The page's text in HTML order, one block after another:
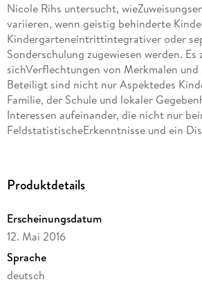
Nicole Rihs untersucht,
variieren, wenn geistig behinderte
Kindergarteneintrittintegrativer oder
Sonderschulung zugewiesen werden. Es
sichVerflechtungen von Merkmalen und
Beteiligt sind nicht nur Aspektedes
Familie, der Schule und lokaler
Interessen aufeinander, die nicht nur
FeldstatistischeErkenntnisse und ein
Die Datenlage basiert auf einer
einer schriftlichen Befragung zu
Heilpädagogischen
Interviewstudie mitEltern und Akteuren
zugewiesenen Kindern.
Produktdetails
Erscheinungsdatum
12. Mai 2016
Sprache
deutsch